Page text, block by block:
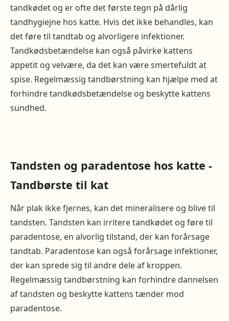
tandkødet og er ofte det første tegn på dårlig
tandhygiejne hos katte. Hvis det ikke behandles, kan
det føre til tandtab og alvorligere infektioner.
Tandkødsbetændelse kan også påvirke kattens
appetit og velvære, da det kan være smertefuldt at
spise. Regelmæssig tandbørstning kan hjælpe med at
forhindre tandkødsbetændelse og beskytte kattens
sundhed.
Tandsten og paradentose hos katte -
Tandbørste til kat
Når plak ikke fjernes, kan det mineralisere og blive til
tandsten. Tandsten kan irritere tandkødet og føre til
paradentose, en alvorlig tilstand, der kan forårsage
tandtab. Paradentose kan også forårsage infektioner,
der kan sprede sig til andre dele af kroppen.
Regelmæssig tandbørstning kan forhindre dannelsen
af tandsten og beskytte kattens tænder mod
paradentose.